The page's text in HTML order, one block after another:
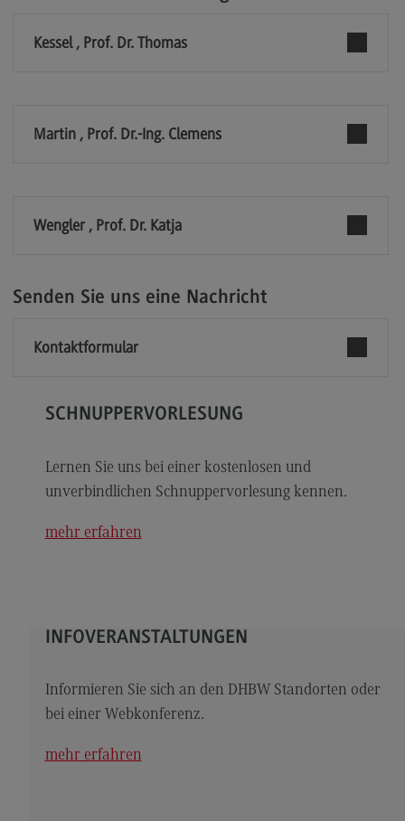
Berufsperspektiven
Berufsperspektiven
Modulangebot
Kontakt
Elektrotechnik und Informationstechnik
Informationstechnik
(External link)
Entrepreneurship
Entrepreneurship
Modulangebot
Kessel , Prof. Dr. Thomas
Martin , Prof. Dr.-Ing. Clemens
Wengler , Prof. Dr. Katja
Senden Sie uns eine Nachricht
Kontaktformular
SCHNUPPERVORLESUNG
Lernen Sie uns bei einer kostenlosen und
unverbindlichen Schnuppervorlesung kennen.
mehr erfahren
INFOVERANSTALTUNGEN
Informieren Sie sich an den DHBW Standorten oder
bei einer Webkonferenz.
mehr erfahren